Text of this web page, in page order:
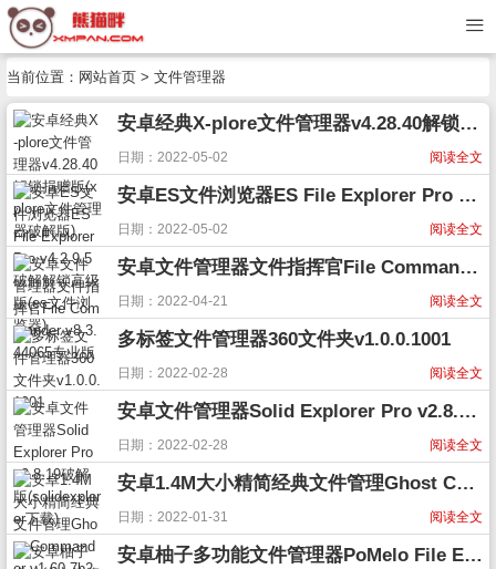
当前位置： 网站首页 > 文件管理器
安卓经典X-plore文件管理器v4.28.40解锁捐赠版(xplore文件管理器破解版)
阅读全文
日期：2022-05-02
安卓ES文件浏览器ES File Explorer Pro v4.2.9.5破解解锁高级版(es文件浏览器)
阅读全文
日期：2022-05-02
安卓文件管理器文件指挥官File Commander v8.3.44065专业版
阅读全文
日期：2022-04-21
多标签文件管理器360文件夹v1.0.0.1001
阅读全文
日期：2022-02-28
安卓文件管理器Solid Explorer Pro v2.8.19破解版(solidexplorer下载)
阅读全文
日期：2022-02-28
安卓1.4M大小精简经典文件管理Ghost Commander v1.60.7b2
阅读全文
日期：2022-01-31
安卓柚子多功能文件管理器PoMelo File Explorer v1.4.1_build_141